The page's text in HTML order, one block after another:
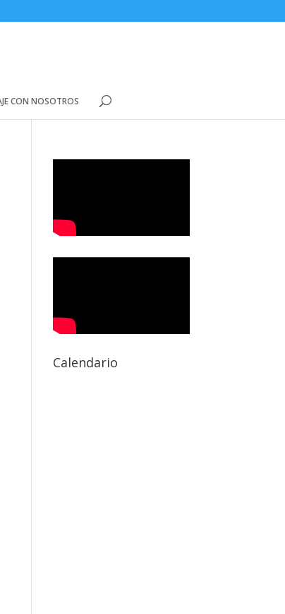
CON NOSOTROS
Calendario